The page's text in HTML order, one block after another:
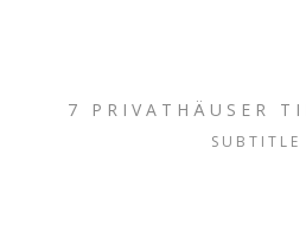
7 PRIVATHÄUSER
SUBTITLE